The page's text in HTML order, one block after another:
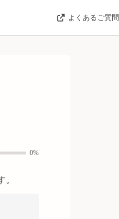
よくあるご質問
0%